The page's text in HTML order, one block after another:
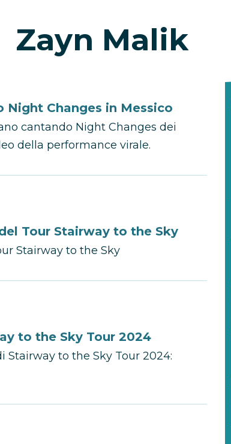
Zayn Malik
Changes in Messico
cantando Night Changes dei
della performance virale.
Tour Stairway to the Sky
Stairway to the Sky
to the Sky Tour 2024
Stairway to the Sky Tour 2024: